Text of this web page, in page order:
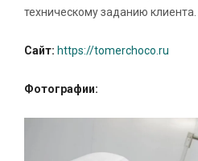
техническому заданию клиента.
Сайт: https://tomerchoco.ru
Фотографии: